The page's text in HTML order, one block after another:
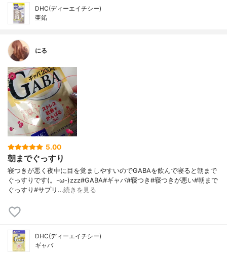
DHC(ディーエイチシー)
亜鉛
にる
5.00
朝までぐっすり
寝つきが悪く夜中に目を覚ましやすいのでGABAを飲んで寝ると朝まで
ぐっすりです(。-ω-)zzz#GABA#ギャバ#寝つき#寝つきが悪い#朝まで
ぐっすり#サプリ…続きを見る
DHC(ディーエイチシー)
ギャバ